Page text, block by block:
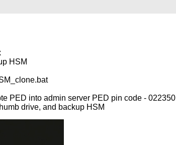
HSM
PED into admin server PED pin code - 022350
drive, and backup HSM